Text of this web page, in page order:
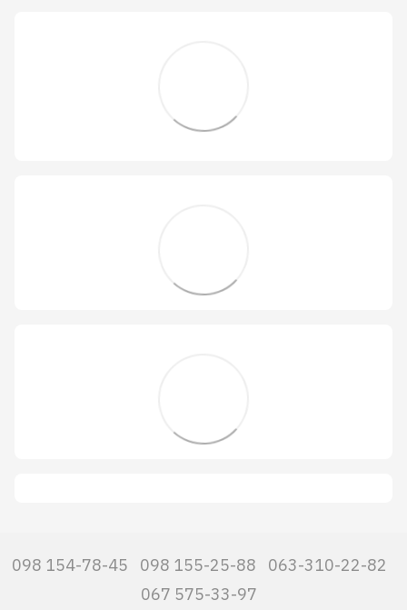
098 154-78-45 098 155-25-88
063-310-22-82
067 575-33-97